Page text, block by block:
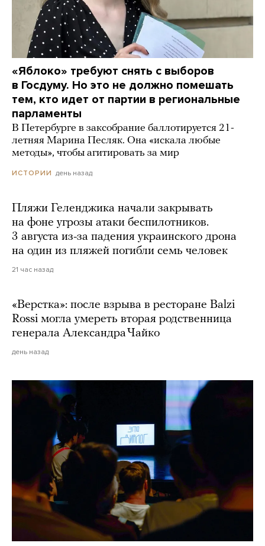
«Яблоко» требуют снять с выборов
в Госдуму. Но это не должно помешать
тем, кто идет от партии в региональные
парламенты
В Петербурге в заксобрание баллотируется 21-
летняя Марина Песляк. Она «искала любые
методы», чтобы агитировать за мир
ИСТОРИИ день назад
Пляжи Геленджика начали закрывать
на фоне угрозы атаки беспилотников.
3 августа из-за падения украинского дрона
на один из пляжей погибли семь человек
21 час назад
«Верстка»: после взрыва в ресторане Balzi
Rossi могла умереть вторая родственница
генерала Александра Чайко
день назад